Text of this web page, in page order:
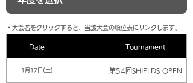
​・大会名をクリックすると、当該大会の順位表にリンクします。
Date Tournament
1月17日(土) 第54回SHIELDS OPEN